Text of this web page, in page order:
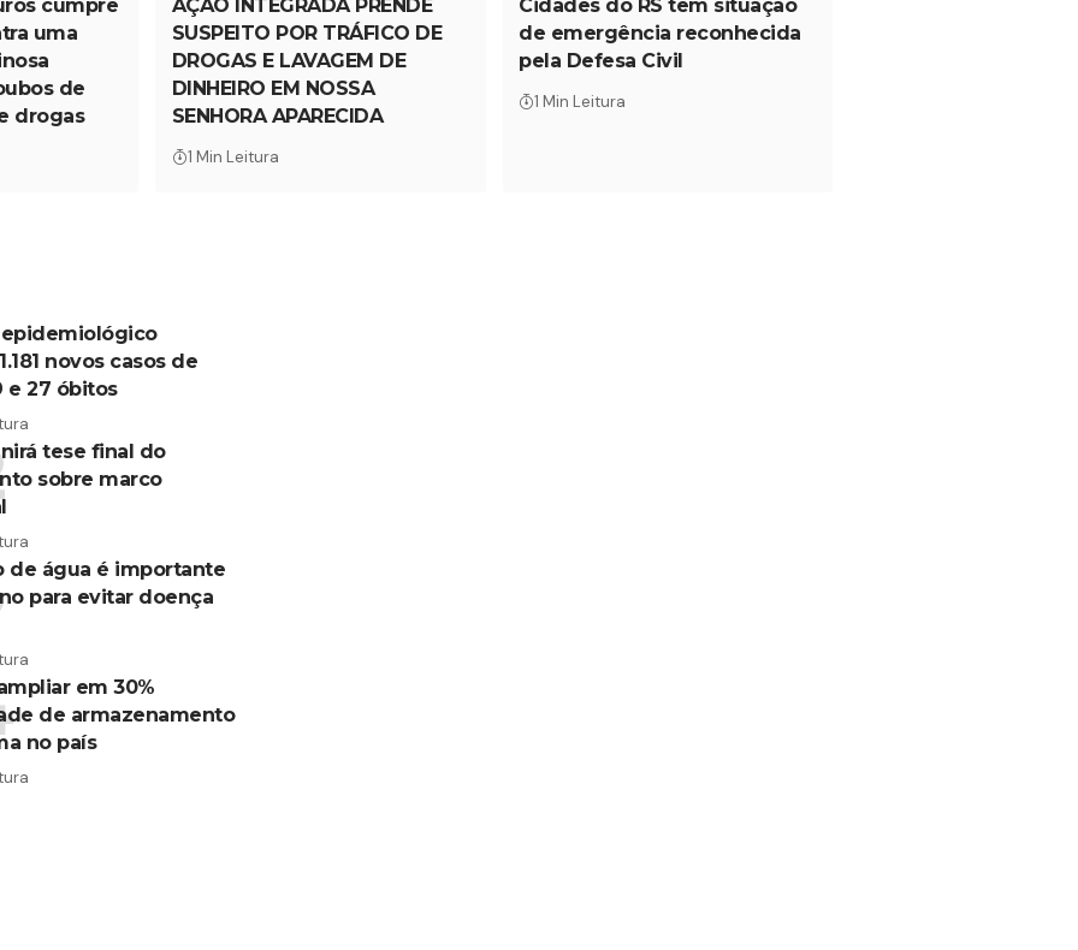
cumpre
uma
de
drogas
AÇÃO INTEGRADA PRENDE
SUSPEITO POR TRÁFICO DE
DROGAS E LAVAGEM DE
DINHEIRO EM NOSSA
SENHORA APARECIDA
1 Min Leitura
Cidades do RS têm situação
de emergência reconhecida
pela Defesa Civil
1 Min Leitura
novos casos de
e 27 óbitos
tese final do
sobre marco
de água é importante
para evitar doença
em 30%
de armazenamento
no país